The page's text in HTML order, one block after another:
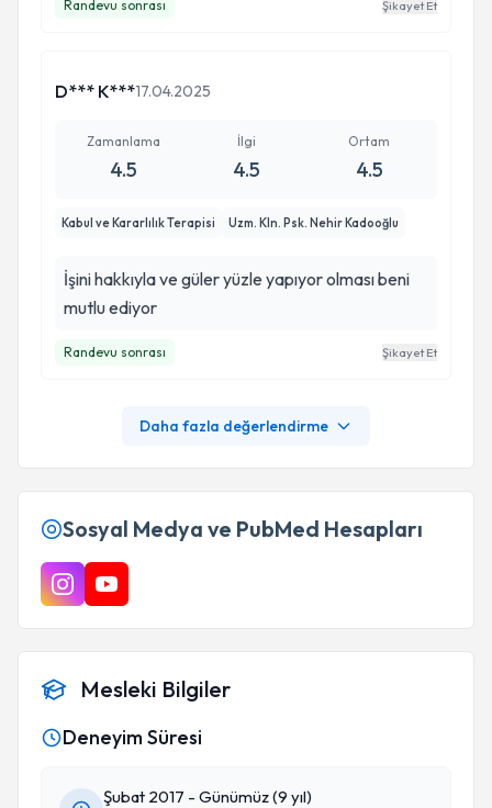
Randevu sonrası Şikayet Et
D*** K***17.04.2025
Zamanlama
4.5
İlgi
4.5
Ortam
4.5
Kabul ve Kararlılık Terapisi Uzm. Kln. Psk. Nehir Kadooğlu
İşini hakkıyla ve güler yüzle yapıyor olması beni
mutlu ediyor
Randevu sonrası Şikayet Et
Daha fazla değerlendirme
Sosyal Medya ve PubMed Hesapları
Mesleki Bilgiler
Deneyim Süresi
Şubat 2017 - Günümüz (9 yıl)